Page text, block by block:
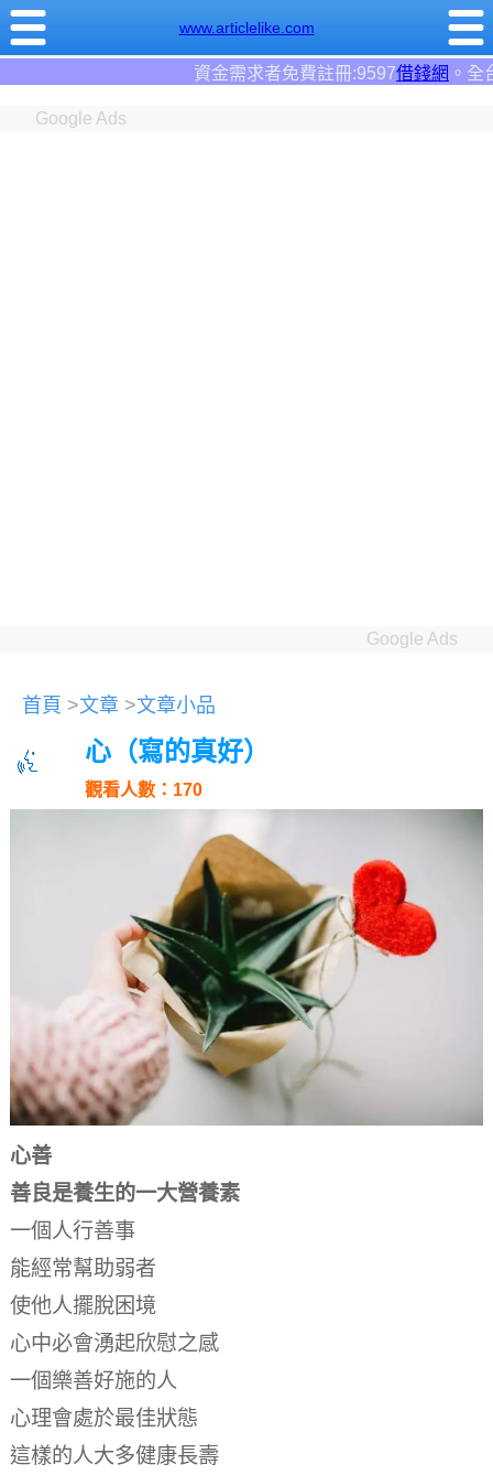
www.articlelike.com
資金需求者免費註冊:9597借錢網。全台前三大借錢網站！
Google Ads
Google Ads
首頁 >文章 >文章小品
心（寫的真好）
觀看人數：170
心善
善良是養生的一大營養素
一個人行善事
能經常幫助弱者
使他人擺脫困境
心中必會湧起欣慰之感
一個樂善好施的人
心理會處於最佳狀態
這樣的人大多健康長壽